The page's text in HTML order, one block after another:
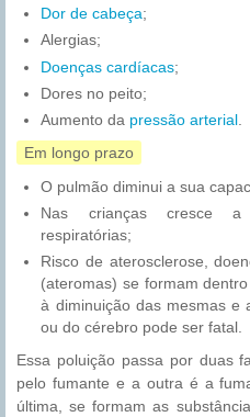
Dor de cabeça;
Alergias;
Doenças cardíacas;
Dores no peito;
Aumento da pressão arterial
Em longo prazo
O pulmão diminui a sua
Nas crianças cresce a
respiratórias;
Risco de aterosclerose,
(ateromas) se formam
à diminuição das mesmas e
ou do cérebro pode ser fatal.
Essa poluição passa por duas
pelo fumante e a outra é a
última, se formam as